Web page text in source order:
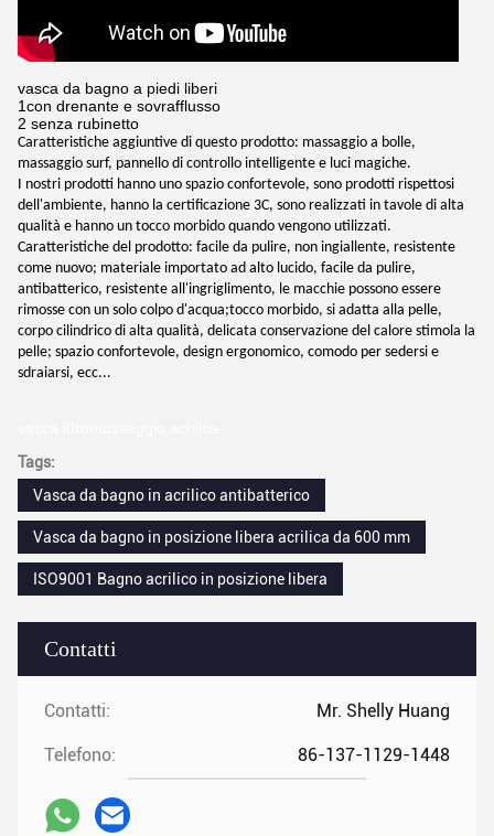
Contatti
Contatti: Mr. Shelly Huang
Telefono: 86-137-1129-1448
vasca da bagno a piedi liberi
1con drenante e sovrafflusso
2 senza rubinetto
Caratteristiche aggiuntive di questo prodotto: massaggio a bolle,
massaggio surf, pannello di controllo intelligente e luci magiche.
I nostri prodotti hanno uno spazio confortevole, sono prodotti rispettosi
dell'ambiente, hanno la certificazione 3C, sono realizzati in tavole di alta
qualità e hanno un tocco morbido quando vengono utilizzati.
Caratteristiche del prodotto: facile da pulire, non ingiallente, resistente
come nuovo; materiale importato ad alto lucido, facile da pulire,
antibatterico, resistente all'ingriglimento, le macchie possono essere
rimosse con un solo colpo d'acqua;tocco morbido, si adatta alla pelle,
corpo cilindrico di alta qualità, delicata conservazione del calore stimola la
pelle; spazio confortevole, design ergonomico, comodo per sedersi e
sdraiarsi, ecc...
Tags:
Vasca da bagno in acrilico antibatterico
Vasca da bagno in posizione libera acrilica da 600 mm
ISO9001 Bagno acrilico in posizione libera